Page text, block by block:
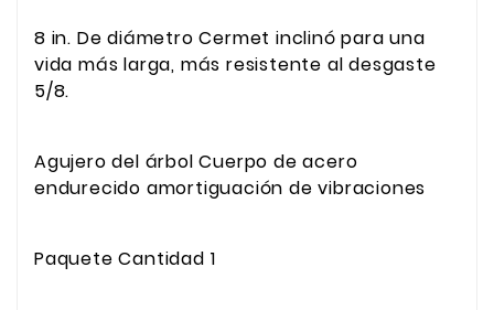
8 in. De diámetro Cermet inclinó para una
vida más larga, más resistente al desgaste
5/8.
Agujero del árbol Cuerpo de acero
endurecido amortiguación de vibraciones
Paquete Cantidad 1